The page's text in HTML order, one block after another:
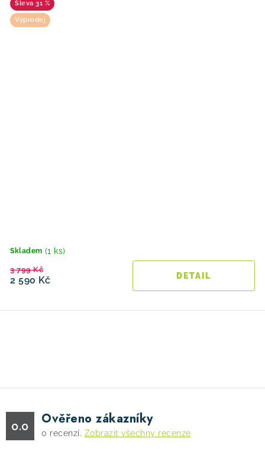
31 %
Výprodej
Skladem (1 ks)
2 590 Kč
3 799 Kč
á
d
a
c
0.0 Ověřeno zákazníky
0 recenzí. Zobrazit všechny recenze